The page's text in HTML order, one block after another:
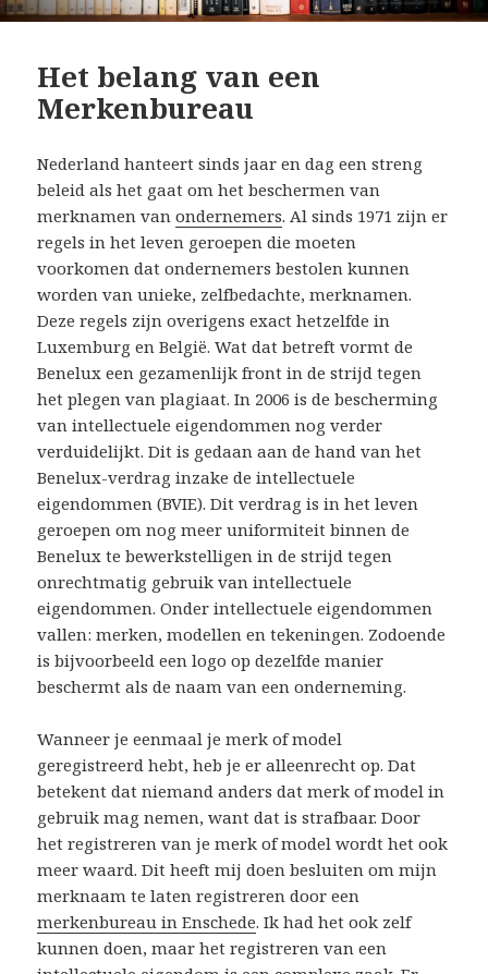
Het belang van een
Merkenbureau
Nederland hanteert sinds jaar en dag een streng
beleid als het gaat om het beschermen van
merknamen vanondernemers. Al sinds 1971 zijn er
regels in het leven geroepen die moeten
voorkomen dat ondernemers bestolen kunnen
worden van unieke, zelfbedachte, merknamen.
Deze regels zijn overigens exact hetzelfde in
Luxemburg en België. Wat dat betreft vormt de
Benelux een gezamenlijk front in de strijd tegen
het plegen van plagiaat. In 2006 is de bescherming
van intellectuele eigendommen nog verder
verduidelijkt. Dit is gedaan aan de hand van het
Benelux-verdrag inzake de intellectuele
eigendommen (BVIE). Dit verdrag is in het leven
geroepen om nog meer uniformiteit binnen de
Benelux te bewerkstelligen in de strijd tegen
onrechtmatig gebruik van intellectuele
eigendommen. Onder intellectuele eigendommen
vallen: merken, modellen en tekeningen. Zodoende
is bijvoorbeeld een logo op dezelfde manier
beschermt als de naam van een onderneming.
Wanneer je eenmaal je merk of model
geregistreerd hebt, heb je er alleenrecht op. Dat
betekent dat niemand anders dat merk of model in
gebruik mag nemen, want dat is strafbaar. Door
het registreren van je merk of model wordt het ook
meer waard. Dit heeft mij doen besluiten om mijn
merknaam te laten registreren door een
merkenbureau in Enschede. Ik had het ook zelf
kunnen doen, maar het registreren van een